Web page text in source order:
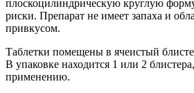
плоскоцилиндрическую круглую
риски. Препарат не имеет запаха и
привкусом.
Таблетки помещены в ячеистый
В упаковке находится 1 или 2
применению.